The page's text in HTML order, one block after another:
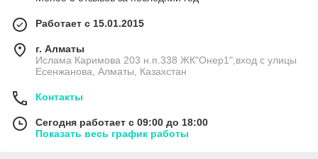
Работает с 15.01.2015
г. Алматы
Ислама Каримова 203 н.п.338 ЖК"Онер1",вход с улицы
Есенжанова, Алматы, Казахстан
Контакты
Сегодня работает с 09:00 до 18:00
Показать весь график работы